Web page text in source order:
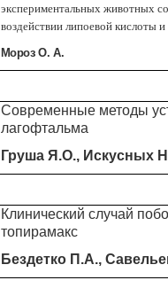
экспериментальных животных
воздействии липоевой кислоты и
Мороз О. А.
Современные методы
лагофтальма
Груша Я.О., Искусных
Клинический случай
топирамакс
Бездетко П.А.,